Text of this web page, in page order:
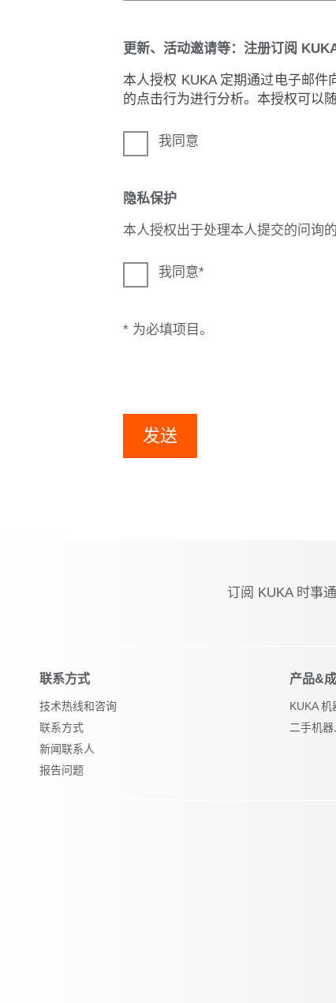
更新、活动邀请等：注册订阅
本人授权 KUKA 定期通过电子邮
的点击行为进行分析。本授权可以
我同意
隐私保护
本人授权出于处理本人提交的问询
我同意
* 为必填项目。
发送
订阅 KUKA 时事
联系方式
技术热线和咨询
联系方式
新闻联系人
报告问题
产品&
KUKA
二手机器